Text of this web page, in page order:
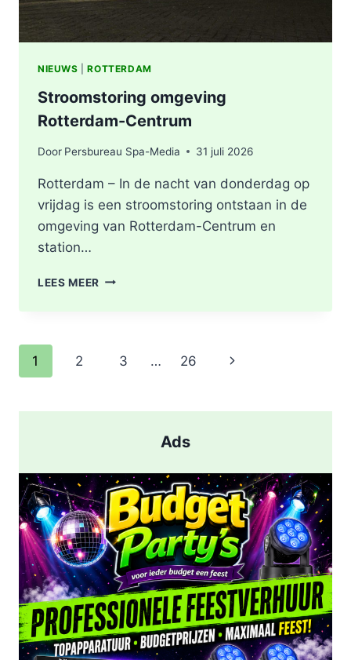
NIEUWS |ROTTERDAM
Stroomstoring omgeving
Rotterdam-Centrum
Door Persbureau Spa-Media 31 juli 2026
Rotterdam – In de nacht van donderdag op
vrijdag is een stroomstoring ontstaan in de
omgeving van Rotterdam-Centrum en
station…
LEES MEER STROOMSTORING
Paginanavigatie
1 2 3 … 26
Volgende
Ads